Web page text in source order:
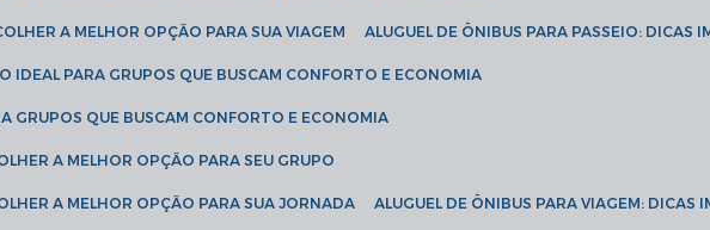
A MELHOR OPÇÃO PARA SUA VIAGEM ALUGUEL DE ÔNIBUS PARA PASSEIO: DICAS
IDEAL PARA GRUPOS QUE BUSCAM CONFORTO E ECONOMIA
GRUPOS QUE BUSCAM CONFORTO E ECONOMIA
A MELHOR OPÇÃO PARA SEU GRUPO
A MELHOR OPÇÃO PARA SUA JORNADA ALUGUEL DE ÔNIBUS PARA VIAGEM: DICAS